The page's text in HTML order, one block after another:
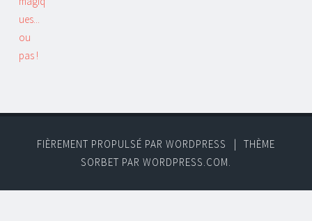
FIÈREMENT PROPULSÉ PAR WORDPRESS |
THÈME
SORBET PAR WORDPRESS.COM.